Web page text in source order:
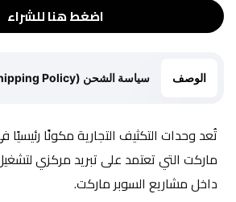
اضغط هنا للشراء
الوصف سياسة الشحن (Shipping Policy)
داخل مشاريع السوبر ماركت.